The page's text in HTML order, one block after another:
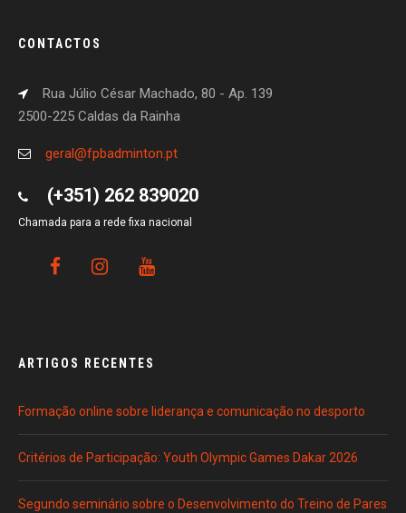
CONTACTOS
Rua Júlio César Machado, 80 - Ap. 139
2500-225 Caldas da Rainha
geral@fpbadminton.pt
(+351) 262 839020
Chamada para a rede fixa nacional
ARTIGOS RECENTES
Formação online sobre liderança e comunicação no desporto
Critérios de Participação: Youth Olympic Games Dakar 2026
Segundo seminário sobre o Desenvolvimento do Treino de Pares